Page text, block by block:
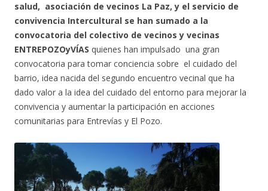
salud, asociación de vecinos La Paz, y el servicio de
convivencia Intercultural se han sumado a la
convocatoria del colectivo de vecinos y vecinas
ENTREPOZOyVÍAS quienes han impulsado una gran
convocatoria para tomar conciencia sobre el cuidado del
barrio, idea nacida del segundo encuentro vecinal que ha
dado valor a la idea del cuidado del entorno para mejorar la
convivencia y aumentar la participación en acciones
comunitarias para Entrevías y El Pozo.